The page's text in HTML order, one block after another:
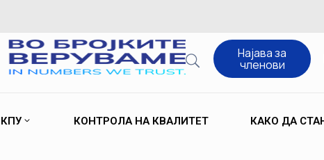
Најава за
членови
КПУ КОНТРОЛА НА КВАЛИТЕТ КАКО ДА